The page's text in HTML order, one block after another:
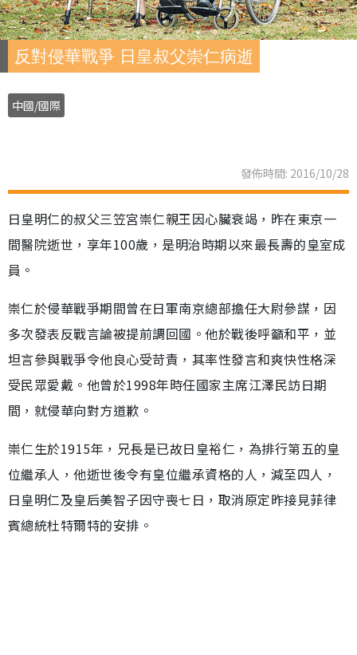
反對侵華戰爭 日皇叔父崇仁病逝
中國/國際
發佈時間: 2016/10/28
日皇明仁的叔父三笠宮崇仁親王因心臟衰竭，昨在東京一
間醫院逝世，享年100歲，是明治時期以來最長壽的皇室成
員。
崇仁於侵華戰爭期間曾在日軍南京總部擔任大尉參謀，因
多次發表反戰言論被提前調回國。他於戰後呼籲和平，並
坦言參與戰爭令他良心受苛責，其率性發言和爽快性格深
受民眾愛戴。他曾於1998年時任國家主席江澤民訪日期
間，就侵華向對方道歉。
崇仁生於1915年，兄長是已故日皇裕仁，為排行第五的皇
位繼承人，他逝世後令有皇位繼承資格的人，減至四人，
日皇明仁及皇后美智子因守喪七日，取消原定昨接見菲律
賓總統杜特爾特的安排。